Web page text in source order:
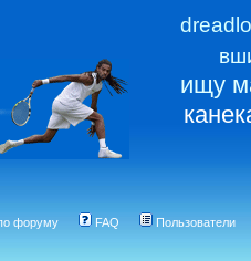
ищу
форуму FAQ Пользователи